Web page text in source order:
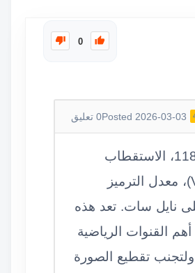
0
Posted 2026-03-03
0 تعليق
التردد 11861، الاستقطاب
عمودي (V)، معدل الترميز
على نايل سات. تعد هذه
القنوات الرياضية
ولتجنب تقطيع الصورة